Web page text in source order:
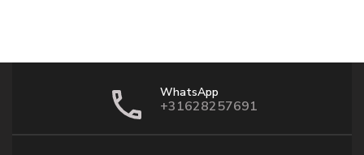
WhatsApp
+31628257691